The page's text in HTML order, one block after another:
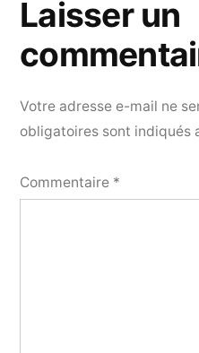
Laisser un
Votre adresse e-mail ne
obligatoires sont indiqués
Commentaire *